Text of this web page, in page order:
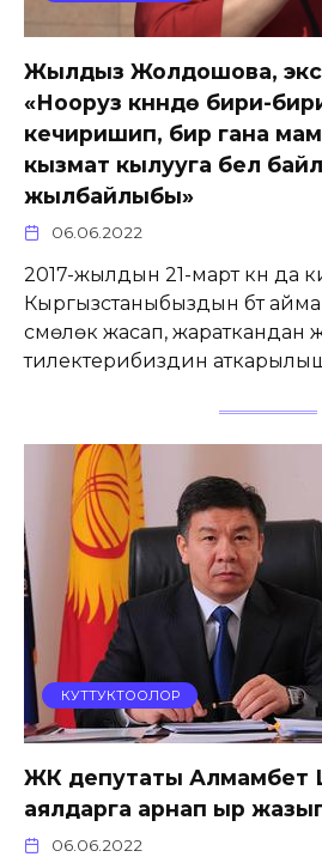
Жылдыз Жолдошова,
«Нооруз күнүндө бири-
кечиришип, бир гана
кызмат кылууга бел
жылбайлыбы»
06.06.2022
2017-жылдын 21-март күнү да
Кыргызстаныбыздын бүт
сүмөлөк жасап, жараткандан
тилектерибиздин
КУТТУКТООЛОР
ЖК депутаты Алмамбет
аялдарга арнап ыр
06.06.2022